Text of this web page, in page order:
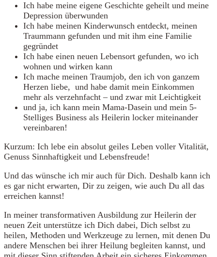
Ich habe meine eigene Geschichte geheilt und meine
Depression überwunden
Ich habe meinen Kinderwunsch entdeckt, meinen
Traummann gefunden und mit ihm eine Familie
gegründet
Ich habe einen neuen Lebensort gefunden, wo ich
wohnen und wirken kann
Ich mache meinen Traumjob, den ich von ganzem
Herzen liebe, und habe damit mein Einkommen
mehr als verzehnfacht – und zwar mit Leichtigkeit
und ja, ich kann mein Mama-Dasein und mein 5-
Stelliges Business als Heilerin locker miteinander
vereinbaren!
Kurzum: Ich lebe ein absolut geiles Leben voller Vitalität,
Genuss Sinnhaftigkeit und Lebensfreude!
Und das wünsche ich mir auch für Dich. Deshalb kann ich
es gar nicht erwarten, Dir zu zeigen, wie auch Du all das
erreichen kannst!
In meiner transformativen Ausbildung zur Heilerin der
neuen Zeit unterstütze ich Dich dabei, Dich selbst zu
heilen, Methoden und Werkzeuge zu lernen, mit denen Du
andere Menschen bei ihrer Heilung begleiten kannst, und